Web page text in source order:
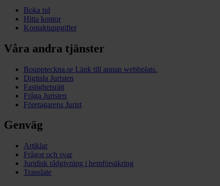
Boka tid
Hitta kontor
Kontaktuppgifter
Våra andra tjänster
Bouppteckna.se Länk till annan webbplats.
Digitala Juristen
Fastighetsrätt
Fråga Juristen
Företagarens Jurist
Genväg
Artiklar
Frågor och svar
Juridisk rådgivning i hemförsäkring
Translate